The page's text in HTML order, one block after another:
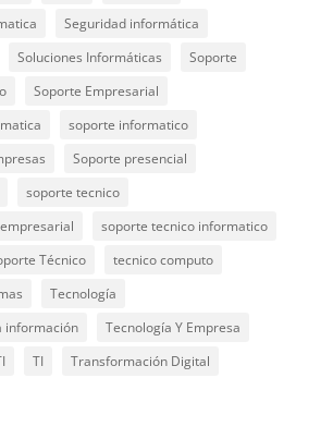
Seguridad informática
Soluciones Informáticas
Soporte
Soporte Empresarial
soporte informatico
Soporte presencial
soporte tecnico
soporte tecnico informatico
Técnico
tecnico computo
Tecnología
información
Tecnología Y Empresa
TI Transformación Digital